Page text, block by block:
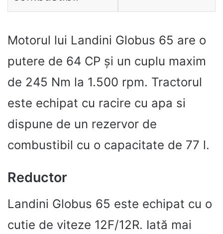
Motorul lui Landini Globus 65 are o
putere de 64 CP și un cuplu maxim
de 245 Nm la 1.500 rpm. Tractorul
este echipat cu racire cu apa si
dispune de un rezervor de
combustibil cu o capacitate de 77 l.
Reductor
Landini Globus 65 este echipat cu o
cutie de viteze 12F/12R. Iată mai